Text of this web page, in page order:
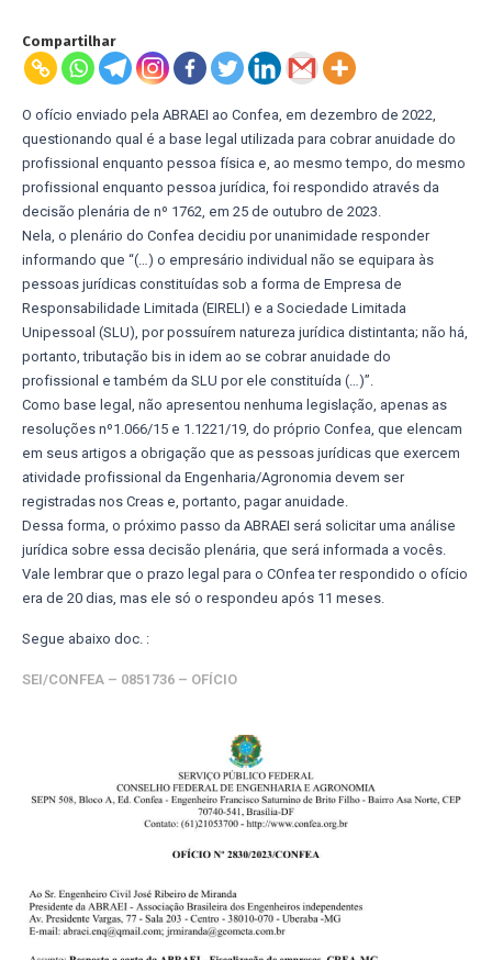
Compartilhar
O ofício enviado pela ABRAEI ao Confea, em dezembro de 2022,
questionando qual é a base legal utilizada para cobrar anuidade do
profissional enquanto pessoa física e, ao mesmo tempo, do mesmo
profissional enquanto pessoa jurídica, foi respondido através da
decisão plenária de nº 1762, em 25 de outubro de 2023.
Nela, o plenário do Confea decidiu por unanimidade responder
informando que “(…) o empresário individual não se equipara às
pessoas jurídicas constituídas sob a forma de Empresa de
Responsabilidade Limitada (EIRELI) e a Sociedade Limitada
Unipessoal (SLU), por possuírem natureza jurídica distintanta; não há,
portanto, tributação bis in idem ao se cobrar anuidade do
profissional e também da SLU por ele constituída (…)”.
Como base legal, não apresentou nenhuma legislação, apenas as
resoluções nº1.066/15 e 1.1221/19, do próprio Confea, que elencam
em seus artigos a obrigação que as pessoas jurídicas que exercem
atividade profissional da Engenharia/Agronomia devem ser
registradas nos Creas e, portanto, pagar anuidade.
Dessa forma, o próximo passo da ABRAEI será solicitar uma análise
jurídica sobre essa decisão plenária, que será informada a vocês.
Vale lembrar que o prazo legal para o COnfea ter respondido o ofício
era de 20 dias, mas ele só o respondeu após 11 meses.
Segue abaixo doc. :
SEI/CONFEA – 0851736 – OFÍCIO